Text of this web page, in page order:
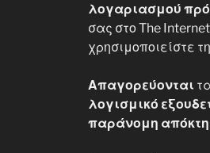
λογαριασμού
σας στο The
χρησιμοποιείστε
Απαγορεύονται
λογισμικό
παράνομη